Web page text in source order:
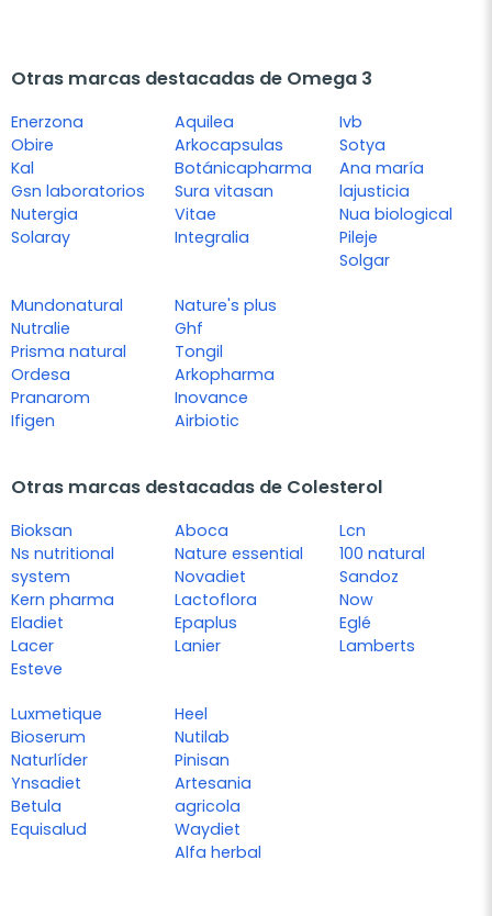
Otras marcas destacadas de Omega 3
Enerzona
Obire
Kal
Gsn laboratorios
Nutergia
Solaray
Aquilea
Arkocapsulas
Botánicapharma
Sura vitasan
Vitae
Integralia
Ivb
Sotya
Ana maría
lajusticia
Nua biological
Pileje
Solgar
Mundonatural
Nutralie
Prisma natural
Ordesa
Pranarom
Ifigen
Nature's plus
Ghf
Tongil
Arkopharma
Inovance
Airbiotic
Otras marcas destacadas de Colesterol
Bioksan
Ns nutritional
system
Kern pharma
Eladiet
Lacer
Esteve
Aboca
Nature essential
Novadiet
Lactoflora
Epaplus
Lanier
Lcn
100 natural
Sandoz
Now
Eglé
Lamberts
Luxmetique
Bioserum
Naturlíder
Ynsadiet
Betula
Equisalud
Heel
Nutilab
Pinisan
Artesania
agricola
Waydiet
Alfa herbal